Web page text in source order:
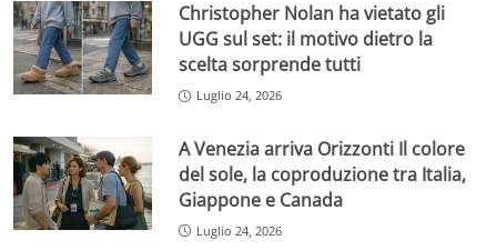
Christopher Nolan ha vietato gli
UGG sul set: il motivo dietro la
scelta sorprende tutti
Luglio 24, 2026
A Venezia arriva Orizzonti Il colore
del sole, la coproduzione tra Italia,
Giappone e Canada
Luglio 24, 2026